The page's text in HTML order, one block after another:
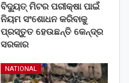
ବିଦ୍ୟୁତ୍ ମିଟର ପରୀକ୍ଷା ପାଇଁ
ନିୟମ ସଂଶୋଧନ କରିବାକୁ
ପ୍ରସ୍ତୁତ ହେଉଛନ୍ତି କେନ୍ଦ୍ର
ସରକାର
NATIONAL